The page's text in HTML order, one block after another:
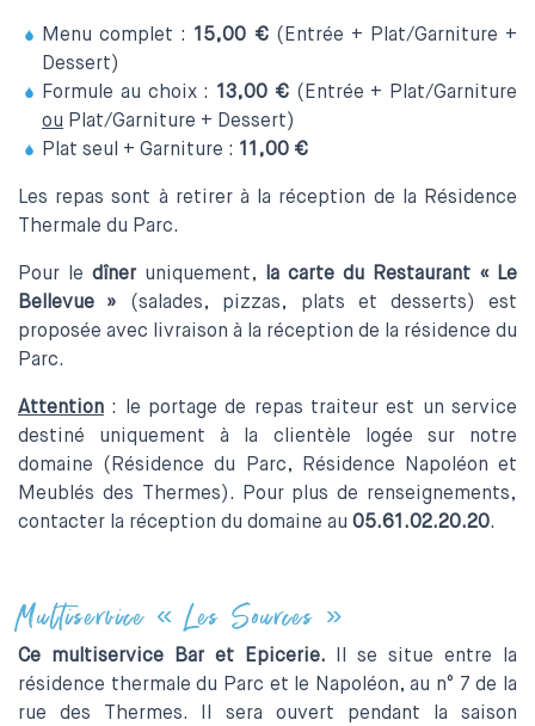
Menu complet : 15,00 €(Entrée + Plat/Garniture +
Dessert)
Formule au choix : 13,00 €(Entrée + Plat/Garniture
ou Plat/Garniture + Dessert)
Plat seul + Garniture : 11,00 €
Les repas sont à retirer à la réception de la Résidence
Thermale du Parc.
Pour le dîner uniquement, la carte du Restaurant « Le
Bellevue » (salades, pizzas, plats et desserts) est
proposée avec livraison à la réception de la résidence du
Parc.
Attention : le portage de repas traiteur est un service
destiné uniquement à la clientèle logée sur notre
domaine (Résidence du Parc, Résidence Napoléon et
Meublés des Thermes). Pour plus de renseignements,
contacter la réception du domaine au 05.61.02.20.20.
Multiservice « Les Sources »
Ce multiservice Bar et Epicerie. Il se situe entre la
résidence thermale du Parc et le Napoléon, au n° 7 de la
rue des Thermes. Il sera ouvert pendant la saison